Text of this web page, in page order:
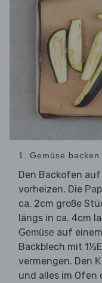
1. Gemüse backen
Den Backofen
vorheizen. Die
ca. 2cm große
längs in ca. 4cm
Gemüse auf
Backblech mit
vermengen. Den
und alles im Ofen